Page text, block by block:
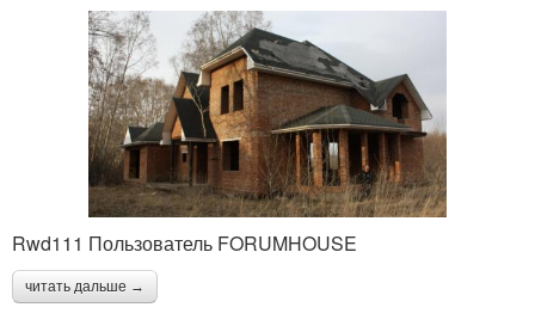
Rwd111 Пользователь FORUMHOUSE
читать дальше →